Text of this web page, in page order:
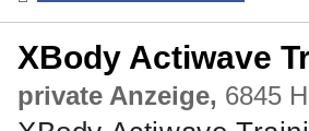
XBody Actiwave
private Anzeige, 6845